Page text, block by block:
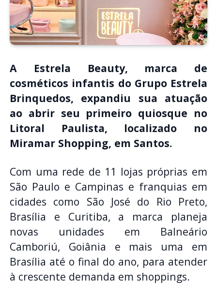
A Estrela Beauty, marca de
cosméticos infantis do Grupo Estrela
Brinquedos, expandiu sua atuação
ao abrir seu primeiro quiosque no
Litoral Paulista, localizado no
Miramar Shopping, em Santos.
Com uma rede de 11 lojas próprias em
São Paulo e Campinas e franquias em
cidades como São José do Rio Preto,
Brasília e Curitiba, a marca planeja
novas unidades em Balneário
Camboriú, Goiânia e mais uma em
Brasília até o final do ano, para atender
à crescente demanda em shoppings.